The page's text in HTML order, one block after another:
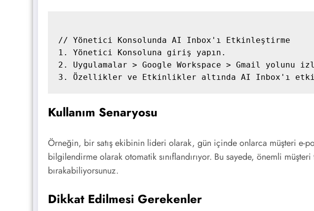
// Yönetici Konsolunda AI Inbox'ı Etkinleştirme
1. Yönetici Konsoluna giriş yapın.
2. Uygulamalar > Google Workspace > Gmail yolunu
Kullanım Senaryosu
Örneğin, bir satış ekibinin lideri olarak, gün içinde onlarca müşteri e-
bilgilendirme olarak otomatik sınıflandırıyor. Bu sayede, önemli
bırakabiliyorsunuz.
Dikkat Edilmesi Gerekenler